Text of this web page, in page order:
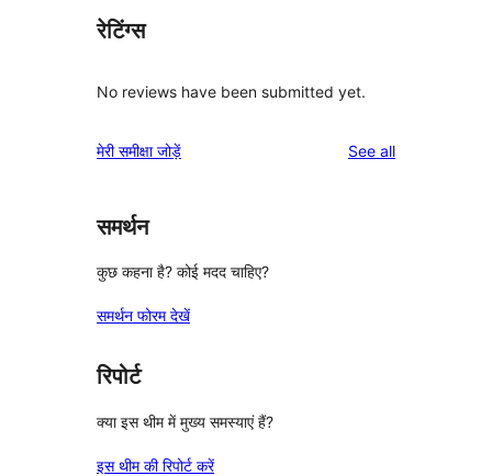
रेटिंग्स
No reviews have been submitted yet.
मेरी समीक्षा जोड़ें See allreviews
समर्थन
कुछ कहना है? कोई मदद चाहिए?
समर्थन फोरम देखें
रिपोर्ट
क्या इस थीम में मुख्य समस्याएं हैं?
इस थीम की रिपोर्ट करें